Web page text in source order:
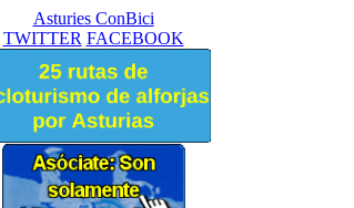
Asturies ConBici
TWITTER FACEBOOK